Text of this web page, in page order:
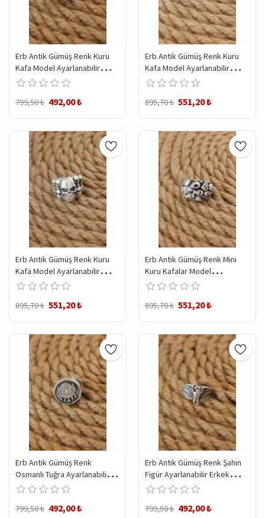
Erb Antik Gümüş Renk Kuru
Kafa Model Ayarlanabilir
Erkek Yüzük
799,50 ₺ 492,00 ₺
Erb Antik Gümüş Renk Kuru
Kafa Model Ayarlanabilir
Erkek Yüzük
895,70 ₺ 551,20 ₺
Erb Antik Gümüş Renk Kuru
Kafa Model Ayarlanabilir
Erkek Yüzük
895,70 ₺ 551,20 ₺
Erb Antik Gümüş Renk Mini
Kuru Kafalar Model
Ayarlanabilir Erkek Yüzük
895,70 ₺ 551,20 ₺
Erb Antik Gümüş Renk
Osmanlı Tuğra Ayarlanabilir
Erkek Yüzük
799,50 ₺ 492,00 ₺
Erb Antik Gümüş Renk Şahin
Figür Ayarlanabilir Erkek
Yüzük
799,50 ₺ 492,00 ₺